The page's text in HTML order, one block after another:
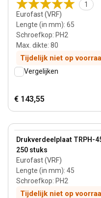
1
Eurofast (VRF)
Lengte (in mm): 65
Schroefkop: PH2
Max. dikte: 80
Tijdelijk niet op
Vergelijken
€ 143,55
Drukverdeelplaat TRPH-
250 stuks
Eurofast (VRF)
Lengte (in mm): 45
Schroefkop: PH2
Tijdelijk niet op
View product